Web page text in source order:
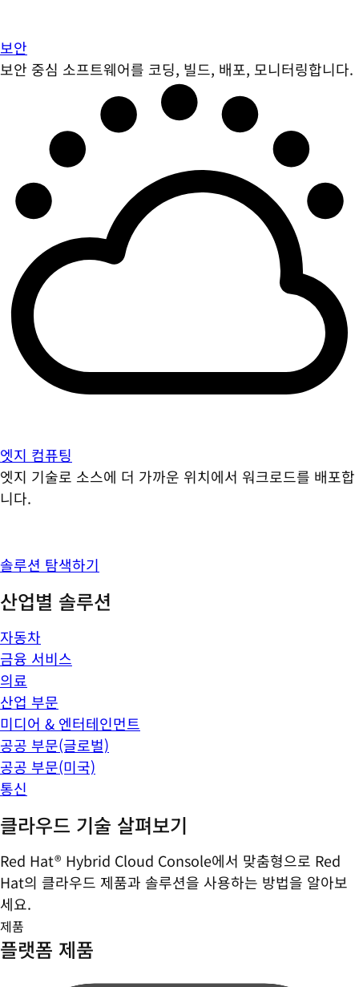
보안
보안 중심 소프트웨어를 코딩, 빌드, 배포, 모니터링합니다.
엣지 컴퓨팅
엣지 기술로 소스에 더 가까운 위치에서 워크로드를 배포합
니다.
솔루션 탐색하기
산업별 솔루션
자동차
금융 서비스
의료
산업 부문
미디어 & 엔터테인먼트
공공 부문(글로벌)
공공 부문(미국)
통신
클라우드 기술 살펴보기
Red Hat® Hybrid Cloud Console에서 맞춤형으로 Red
Hat의 클라우드 제품과 솔루션을 사용하는 방법을 알아보
세요.
제품
플랫폼 제품